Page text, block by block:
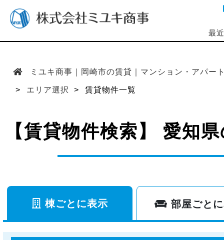
最
ミユキ商事｜岡崎市の賃貸｜マンション・アパー
エリア選択 賃貸物件一覧
【賃貸物件検索】 愛知
棟ごとに表示 部屋ごと